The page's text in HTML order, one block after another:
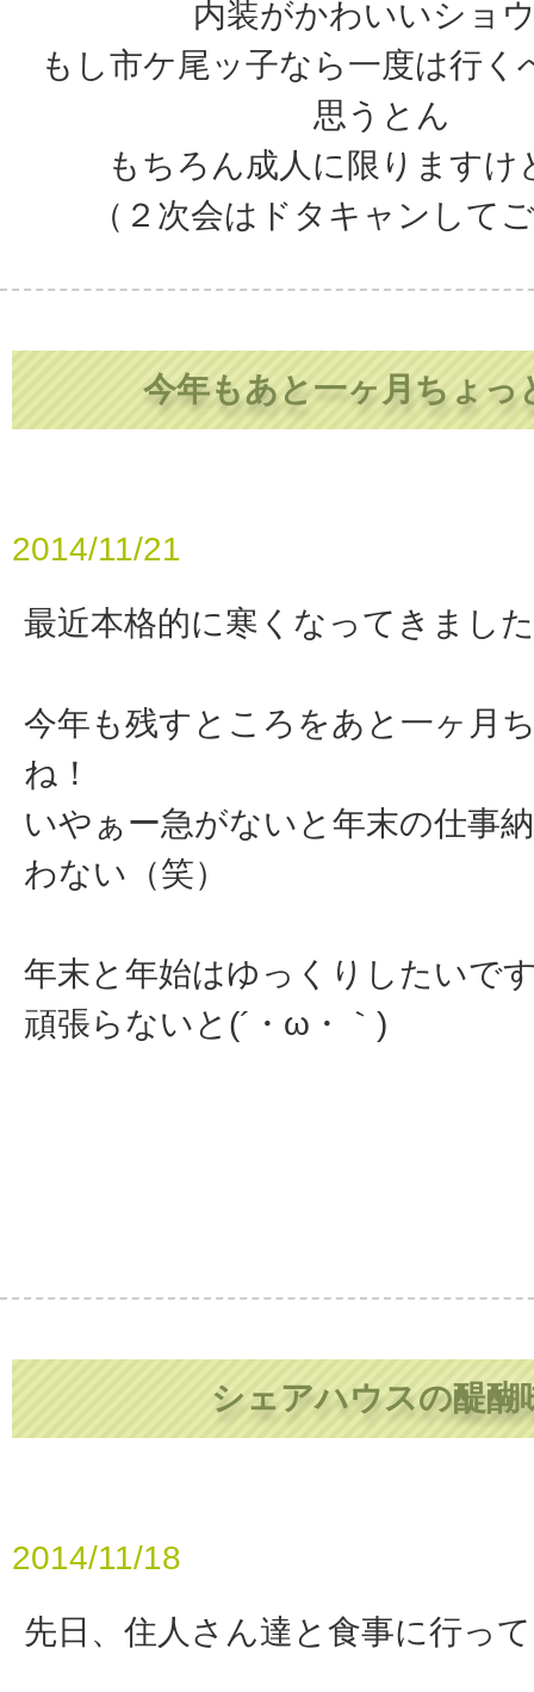
内装がかわいいショ
もし市ケ尾ッ子なら一度は行く
思うとん
もちろん成人に限りますけ
（２次会はドタキャンして
今年もあと一ヶ月ちょっ
2014/11/21
最近本格的に寒くなってきまし
今年も残すところをあと一ヶ月
ね！
いやぁー急がないと年末の仕事
わない（笑）
年末と年始はゆっくりしたいで
頑張らないと(´・ω・｀)
シェアハウスの醍醐
2014/11/18
先日、住人さん達と食事に行っ